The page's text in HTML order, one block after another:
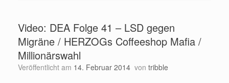
Video: DEA Folge 41 – LSD gegen
Migräne / HERZOGs Coffeeshop Mafia /
Millionärswahl
Veröffentlicht am 14. Februar 2014 von tribble